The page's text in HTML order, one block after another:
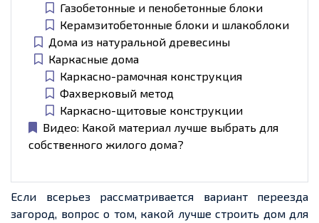
Газобетонные и пенобетонные блоки
Керамзитобетонные блоки и шлакоблоки
Дома из натуральной древесины
Каркасные дома
Каркасно-рамочная конструкция
Фахверковый метод
Каркасно-щитовые конструкции
Видео: Какой материал лучше выбрать для
собственного жилого дома?
Если всерьез рассматривается вариант переезда
загород, вопрос о том, какой лучше строить дом для